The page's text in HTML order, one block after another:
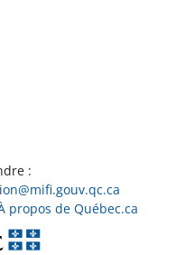
:
propos de Québec.ca